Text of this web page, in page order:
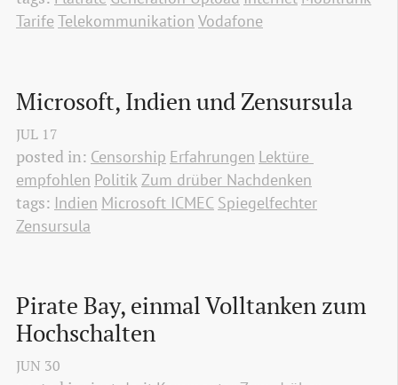
Tarife Telekommunikation Vodafone
Microsoft, Indien und Zensursula
JUL 17
posted in: Censorship Erfahrungen Lektüre
empfohlen Politik Zum drüber Nachdenken
tags: Indien Microsoft ICMEC Spiegelfechter
Zensursula
Pirate Bay, einmal Volltanken zum
Hochschalten
JUN 30